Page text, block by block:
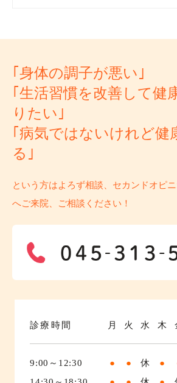
｢身体の調子が悪い｣
｢生活習慣を改善して健
りたい｣
｢病気ではないけれど健
る｣
という方はよろず相談、セカンドオピ
へご来院、ご相談ください！
診療時間 月 火 水 木
9:00～12:30 ● ● 休 ●